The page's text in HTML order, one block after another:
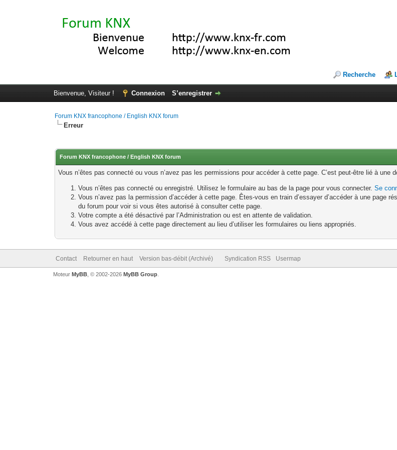
Recherche
Bienvenue, Visiteur ! Connexion S’enregistrer
Forum KNX francophone / English KNX forum
Erreur
Forum KNX francophone / English KNX forum
Vous n’êtes pas connecté ou vous n’avez pas les permissions pour accéder à cette page. C’est peut-être lié à une
Vous n’êtes pas connecté ou enregistré. Utilisez le formulaire au bas de la page pour vous connecter.Se
Vous n’avez pas la permission d’accéder à cette page. Êtes-vous en train d’essayer d’accéder à une page
du forum pour voir si vous êtes autorisé à consulter cette page.
Votre compte a été désactivé par l’Administration ou est en attente de validation.
Vous avez accédé à cette page directement au lieu d’utiliser les formulaires ou liens appropriés.
Contact Retourner en haut Version bas-débit (Archivé) Syndication RSS Usermap
Moteur MyBB, © 2002-2026 MyBB Group.